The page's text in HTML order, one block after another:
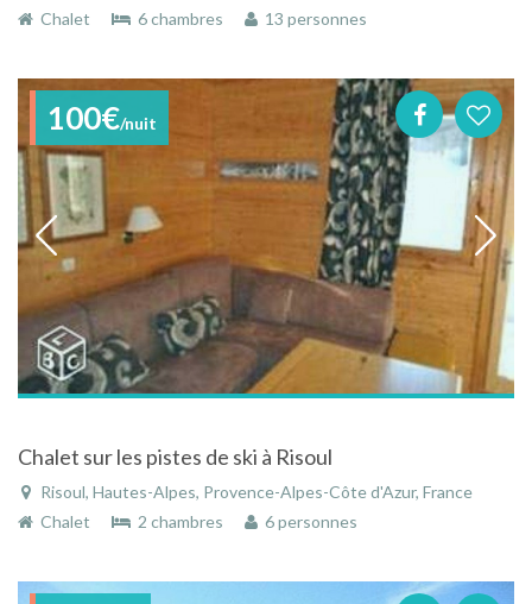
Chalet 6 chambres 13 personnes
100€/nuit
Chalet sur les pistes de ski à Risoul
Risoul, Hautes-Alpes, Provence-Alpes-Côte d'Azur, France
Chalet
2 chambres 6 personnes